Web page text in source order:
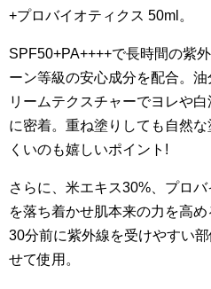
+プロバイオティクス 50ml。
SPF50+PA++++で長時間の紫
ーン等級の安心成分を配合。
リームテクスチャーでヨレや
に密着。重ね塗りしても自然
くいのも嬉しいポイント!
さらに、米エキス30%、プロ
を落ち着かせ肌本来の力を高
30分前に紫外線を受けやすい
せて使用。